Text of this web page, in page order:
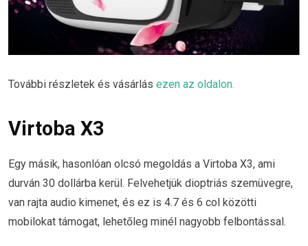
További részletek és vásárlás ezen az oldalon.
Virtoba X3
Egy másik, hasonlóan olcsó megoldás a Virtoba X3, ami
durván 30 dollárba kerül. Felvehetjük dioptriás szemüvegre,
van rajta audio kimenet, és ez is 4.7 és 6 col közötti
mobilokat támogat, lehetőleg minél nagyobb felbontással.